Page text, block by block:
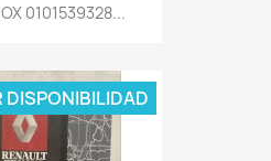
0101539328...
DISPONIBILIDAD